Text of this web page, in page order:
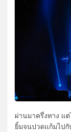
ผ่านมาครึ่งทาง แ
ยิ้มจนปวดแก้มไป